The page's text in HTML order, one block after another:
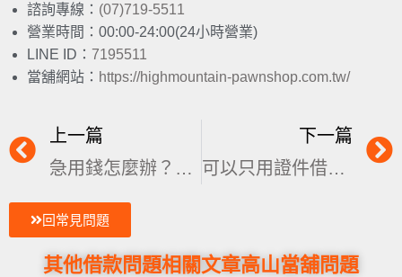
諮詢專線： (07)719-5511
營業時間：00:00-24:00(24小時營業)
LINE ID： 7195511
當舖網站： https://highmountain-pawnshop.com.tw/
上一篇
急用錢怎麼辦？6種快速借錢管道報你知
下一篇
可以只用證件借款嗎？小心身分證借款風險
回常見問題
其他借款問題相關文章高山當舖問題